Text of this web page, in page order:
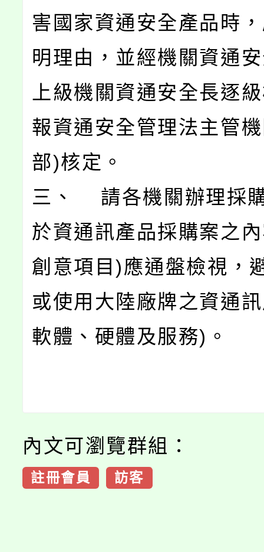
害國家資通安全產品時
明理由，並經機關資通
上級機關資通安全長逐
報資通安全管理法主管
部)核定。
三、 請各機關辦理採
於資通訊產品採購案之
創意項目)應通盤檢視，
或使用大陸廠牌之資通
軟體、硬體及服務)。
內文可瀏覽群組：
註冊會員 訪客